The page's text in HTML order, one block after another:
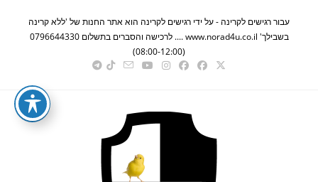
content
עבור רגישים לקרינה - על ידי רגישים לקרינה הוא אתר החנות של 'ללא קרינה
בשבילך' www.norad4u.co.il .... לרכישה והסברים בתשלום 0796644330
(08:00-12:00)